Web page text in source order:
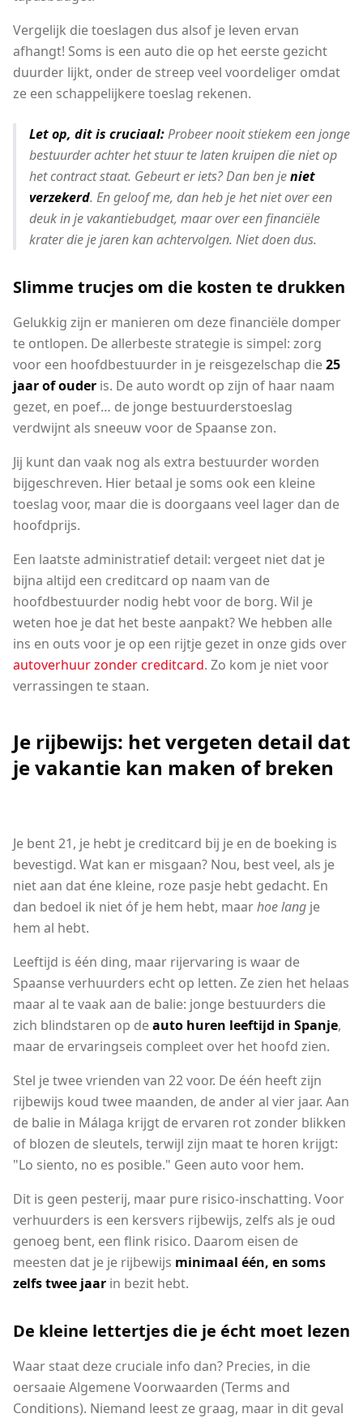
Vergelijk die toeslagen dus alsof je leven ervan
afhangt! Soms is een auto die op het eerste gezicht
duurder lijkt, onder de streep veel voordeliger omdat
ze een schappelijkere toeslag rekenen.
Let op, dit is cruciaal:Probeer nooit stiekem een jonge
bestuurder achter het stuur te laten kruipen die niet op
het contract staat. Gebeurt er iets? Dan ben jeniet
verzekerd. En geloof me, dan heb je het niet over een
deuk in je vakantiebudget, maar over een financiële
krater die je jaren kan achtervolgen. Niet doen dus.
Slimme trucjes om die kosten te drukken
Gelukkig zijn er manieren om deze financiële domper
te ontlopen. De allerbeste strategie is simpel: zorg
voor een hoofdbestuurder in je reisgezelschap die25
jaar of ouder is. De auto wordt op zijn of haar naam
gezet, en poef… de jonge bestuurderstoeslag
verdwijnt als sneeuw voor de Spaanse zon.
Jij kunt dan vaak nog als extra bestuurder worden
bijgeschreven. Hier betaal je soms ook een kleine
toeslag voor, maar die is doorgaans veel lager dan de
hoofdprijs.
Een laatste administratief detail: vergeet niet dat je
bijna altijd een creditcard op naam van de
hoofdbestuurder nodig hebt voor de borg. Wil je
weten hoe je dat het beste aanpakt? We hebben alle
ins en outs voor je op een rijtje gezet in onze gids over
autoverhuur zonder creditcard. Zo kom je niet voor
verrassingen te staan.
Je rijbewijs: het vergeten detail dat
je vakantie kan maken of breken
Je bent 21, je hebt je creditcard bij je en de boeking is
bevestigd. Wat kan er misgaan? Nou, best veel, als je
niet aan dat éne kleine, roze pasje hebt gedacht. En
dan bedoel ik niet óf je hem hebt, maarhoe lang je
hem al hebt.
Leeftijd is één ding, maar rijervaring is waar de
Spaanse verhuurders echt op letten. Ze zien het helaas
maar al te vaak aan de balie: jonge bestuurders die
zich blindstaren op deauto huren leeftijd in Spanje,
maar de ervaringseis compleet over het hoofd zien.
Stel je twee vrienden van 22 voor. De één heeft zijn
rijbewijs koud twee maanden, de ander al vier jaar. Aan
de balie in Málaga krijgt de ervaren rot zonder blikken
of blozen de sleutels, terwijl zijn maat te horen krijgt:
"Lo siento, no es posible." Geen auto voor hem.
Dit is geen pesterij, maar pure risico-inschatting. Voor
verhuurders is een kersvers rijbewijs, zelfs als je oud
genoeg bent, een flink risico. Daarom eisen de
meesten dat je je rijbewijs minimaal één, en soms
zelfs twee jaar in bezit hebt.
De kleine lettertjes die je écht moet lezen
Waar staat deze cruciale info dan? Precies, in die
oersaaie Algemene Voorwaarden (Terms and
Conditions). Niemand leest ze graag, maar in dit geval